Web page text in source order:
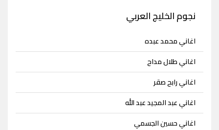
نجوم الخليج العربي
اغاني محمد عبده
اغاني طلال مداح
اغاني رابح صقر
اغاني عبد المجيد عبد الله
اغاني حسين الجسمي